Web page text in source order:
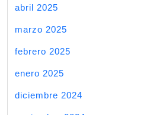
abril 2025
marzo 2025
febrero 2025
enero 2025
diciembre 2024